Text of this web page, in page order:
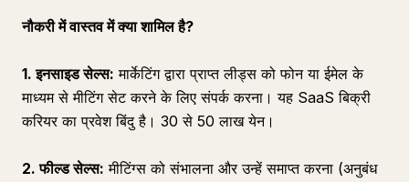
नौकरी में वास्तव में क्या शामिल है?
1. इनसाइड सेल्स: मार्केटिंग द्वारा प्राप्त लीड्स को फोन या ईमेल के
माध्यम से मीटिंग सेट करने के लिए संपर्क करना। यह SaaS बिक्री
करियर का प्रवेश बिंदु है। 30 से 50 लाख येन।
2. फील्ड सेल्स: मीटिंग्स को संभालना और उन्हें समाप्त करना (अनुबंध